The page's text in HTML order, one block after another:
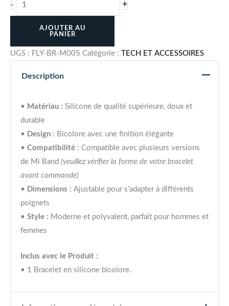
- +
AJOUTER AU
PANIER
UGS : FLY-BR-M005 Catégorie : TECH ET ACCESSOIRES
Description
• Matériau : Silicone de qualité supérieure, doux et
durable
• Design : Bicolore avec une finition élégante
• Compatibilité : Compatible avec plusieurs versions
de Mi Band (veuillez vérifier la forme de votre bracelet
avant commande)
• Dimensions : Ajustable pour s’adapter à différents
poignets
• Style : Moderne et polyvalent, parfait pour hommes et
femmes
Inclus avec le Produit :
• 1 Bracelet en silicone bicolore.